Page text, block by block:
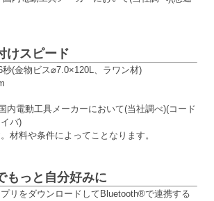
けスピード
(金物ビス⌀7.0×120L、ラワン材)
内電動工具メーカーにおいて(当社調べ)(コード
バ)
材料や条件によってことなります。
もっと自分好みに
リをダウンロードしてBluetooth®で連携する